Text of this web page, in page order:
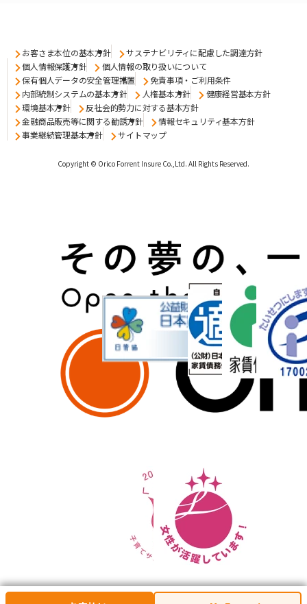
お客さま本位の基本方針
サステナビリティに配慮した調達方針
個人情報保護方針
個人情報の取り扱いについて
保有個人データの安全管理措置
免責事項・ご利用条件
内部統制システムの基本方針
人権基本方針
健康経営基本方針
環境基本方針
反社会的勢力に対する基本方針
金融商品販売等に関する勧誘方針
情報セキュリティ基本方針
事業継続管理基本方針
サイトマップ
Copyright © Orico Forrent Insure Co.,Ltd. All Rights Reserved.